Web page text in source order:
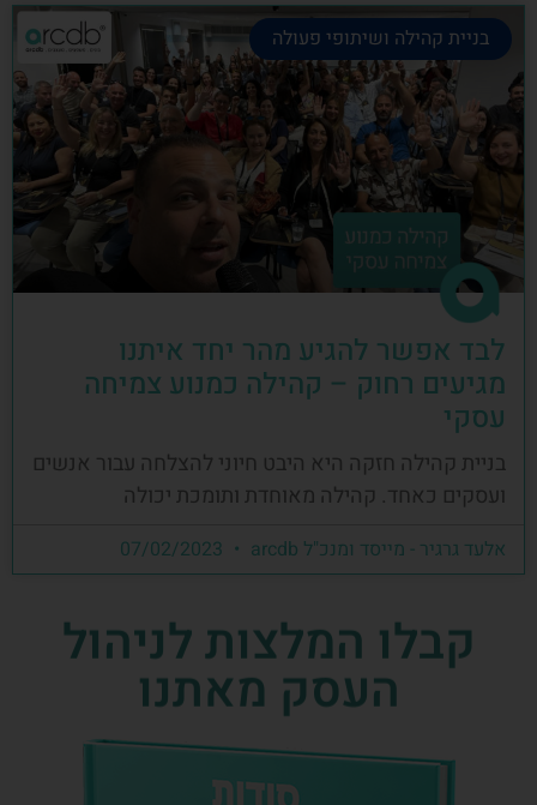
בניית קהילה ושיתופי פעולה
לבד אפשר להגיע מהר יחד איתנו
מגיעים רחוק – קהילה כמנוע צמיחה
עסקי
בניית קהילה חזקה היא היבט חיוני להצלחה עבור אנשים
ועסקים כאחד. קהילה מאוחדת ותומכת יכולה
אלעד גרגיר - מייסד ומנכ"ל arcdb
קבלו המלצות לניהול
העסק מאתנו